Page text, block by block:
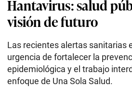
Hantavirus: salud
visión de futuro
Las recientes alertas sanitarias
urgencia de fortalecer la
epidemiológica y el trabajo
enfoque de Una Sola Salud.